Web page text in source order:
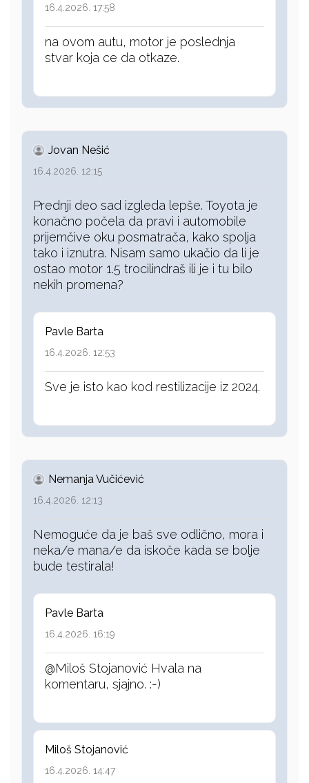
16.4.2026. 17:58
na ovom autu, motor je poslednja
stvar koja ce da otkaze.
Jovan Nešić
16.4.2026. 12:15
Prednji deo sad izgleda lepše. Toyota je
konačno počela da pravi i automobile
prijemčive oku posmatrača, kako spolja
tako i iznutra. Nisam samo ukačio da li je
ostao motor 1.5 trocilindraš ili je i tu bilo
nekih promena?
Pavle Barta
16.4.2026. 12:53
Sve je isto kao kod restilizacije iz 2024.
Nemanja Vučićević
16.4.2026. 12:13
Nemoguće da je baš sve odlično, mora i
neka/e mana/e da iskoče kada se bolje
bude testirala!
Pavle Barta
16.4.2026. 16:19
@Miloš Stojanović Hvala na
komentaru, sjajno. :-)
Miloš Stojanović
16.4.2026. 14:47